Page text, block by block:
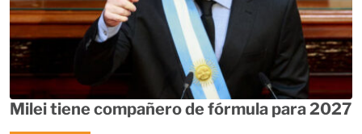
Milei tiene compañero de fórmula para 2027